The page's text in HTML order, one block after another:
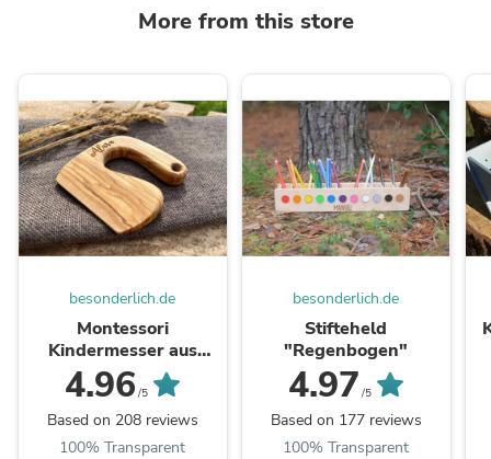
More from this store
besonderlich.de
Montessori
Kindermesser aus
Olivenholz
4.96 /5
Based on 208 reviews
100% Transparent
besonderlich.de
Stifteheld
"Regenbogen"
4.97 /5
Based on 177 reviews
100% Transparent